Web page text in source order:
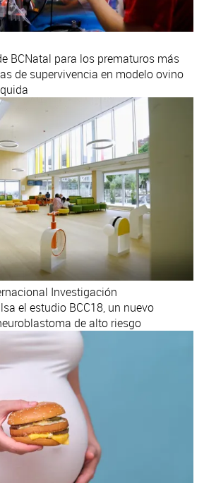
BCNatal para los prematuros más
de supervivencia en modelo ovino
Investigación
el estudio BCC18, un nuevo
de alto riesgo